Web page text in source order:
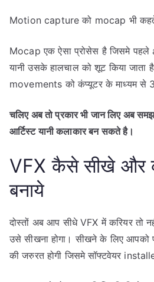
Motion capture को mocap भी
Mocap एक ऐसा प्रोसेस है जिसमे
यानी उसके हालचाल को शूट किया जाता
movements को कंप्यूटर के माध्यम से
चलिए अब तो प्रकार भी जान लिए अब
आर्टिस्ट यानी कलाकार बन सकते है।
VFX कैसे सीखे और
बनाये
दोस्तों अब आप सीधे VFX में करियर तो
उसे सीखना होगा। सीखने के लिए आपको
की जरुरत होगी जिसमे सॉफ्टवेयर